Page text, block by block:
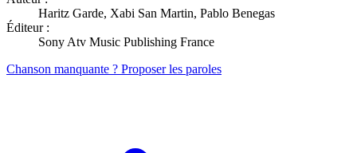
Haritz Garde, Xabi San Martin, Pablo Benegas
Éditeur :
Sony Atv Music Publishing France
Chanson manquante ? Proposer les paroles